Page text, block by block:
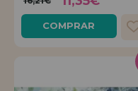
COMPRAR